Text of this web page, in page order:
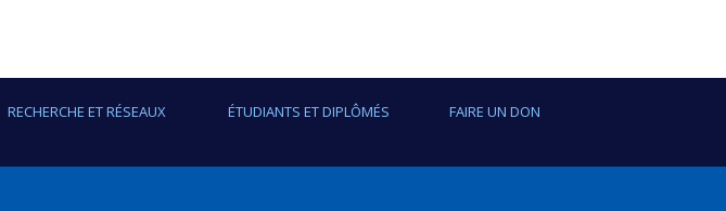
RECHERCHE ET RÉSEAUX ÉTUDIANTS ET DIPLÔMÉS FAIRE UN DON